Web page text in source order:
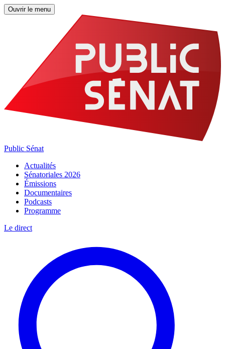
Ouvrir le menu
Public Sénat
Actualités
Sénatoriales 2026
Émissions
Documentaires
Podcasts
Programme
Le direct